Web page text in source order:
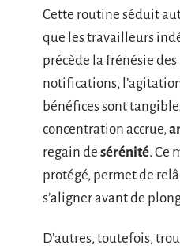
Cette routine séduit
que les travailleurs
précède la frénésie
notifications,
bénéfices sont
concentration accrue,
regain de sérénité. Ce
protégé, permet de
s’aligner avant de
D’autres, toutefois,